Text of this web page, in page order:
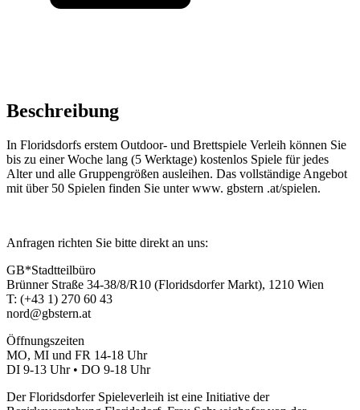
Beschreibung
In Floridsdorfs erstem Outdoor- und Brettspiele Verleih können Sie
bis zu einer Woche lang (5 Werktage) kostenlos Spiele für jedes
Alter und alle Gruppengrößen ausleihen. Das vollständige Angebot
mit über 50 Spielen finden Sie unter www. gbstern .at/spielen.
Anfragen richten Sie bitte direkt an uns:
GB*Stadtteilbüro
Brünner Straße 34-38/8/R10 (Floridsdorfer Markt), 1210 Wien
T: (+43 1) 270 60 43
nord@gbstern.at
Öffnungszeiten
MO, MI und FR 14-18 Uhr
DI 9-13 Uhr • DO 9-18 Uhr
Der Floridsdorfer Spieleverleih ist eine Initiative der